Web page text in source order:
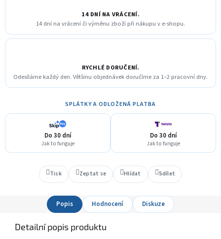
14 DNÍ NA VRÁCENÍ.
14 dní na vrácení či výměnu zboží při nákupu v e-shopu.
RYCHLÉ DORUČENÍ.
Odesíláme každý den. Většinu objednávek doručíme za 1–2 pracovní dny.
SPLÁTKY A ODLOŽENÁ PLATBA
Do 30 dní
Jak to funguje
Do 30 dní
Jak to funguje
Tisk Zeptat se Hlídat Sdílet
Popis Hodnocení Diskuze
Detailní popis produktu